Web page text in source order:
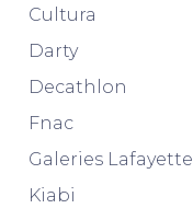
Cultura
Darty
Decathlon
Fnac
Galeries Lafayette
Kiabi